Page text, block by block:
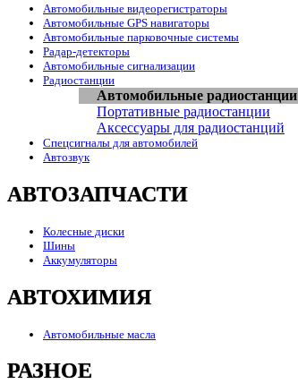
Автомобильные видеорегистраторы
Автомобильные GPS навигаторы
Автомобильные парковочные системы
Радар-детекторы
Автомобильные сигнализации
Радиостанции
Автомобильные радиостанции
Портативные радиостанции
Аксессуары для радиостанций
Спецсигналы для автомобилей
Автозвук
АВТОЗАПЧАСТИ
Колесные диски
Шины
Аккумуляторы
АВТОХИМИЯ
Автомобильные масла
РАЗНОЕ